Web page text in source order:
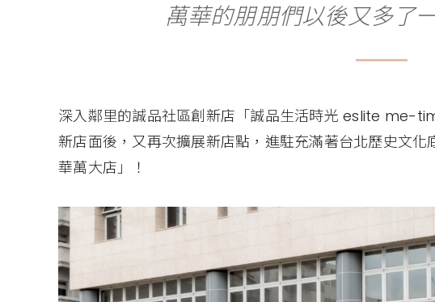
萬華的朋朋們以後又多了
深入鄰里的誠品社區創新店「誠品生活時光 eslite me-
新店面後，又再次擴展新店點，進駐充滿著台北歷史文
華萬大店」！